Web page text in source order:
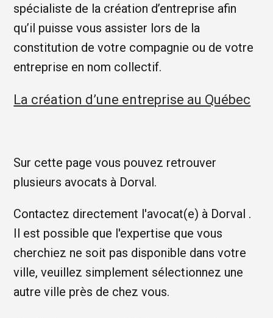
spécialiste de la création d’entreprise afin
qu’il puisse vous assister lors de la
constitution de votre compagnie ou de votre
entreprise en nom collectif.
La création d’une entreprise au Québec
Sur cette page vous pouvez retrouver
plusieurs avocats à Dorval.
Contactez directement l'avocat(e) à Dorval .
Il est possible que l'expertise que vous
cherchiez ne soit pas disponible dans votre
ville, veuillez simplement sélectionnez une
autre ville près de chez vous.